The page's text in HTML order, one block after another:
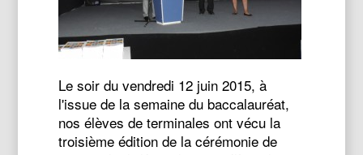
Le soir du vendredi 12 juin 2015, à
l'issue de la semaine du baccalauréat,
nos élèves de terminales ont vécu la
troisième édition de la cérémonie de